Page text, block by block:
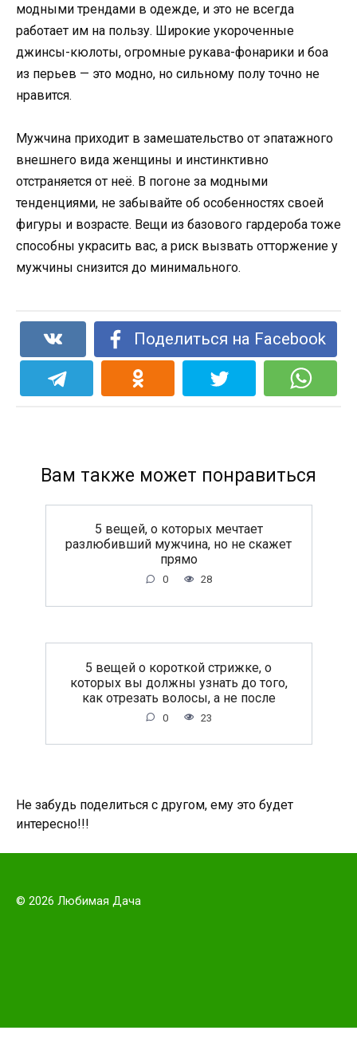
модными трендами в одежде, и это не всегда
работает им на пользу. Широкие укороченные
джинсы-кюлоты, огромные рукава-фонарики и боа
из перьев — это модно, но сильному полу точно не
нравится.
Мужчина приходит в замешательство от эпатажного
внешнего вида женщины и инстинктивно
отстраняется от неё. В погоне за модными
тенденциями, не забывайте об особенностях своей
фигуры и возрасте. Вещи из базового гардероба тоже
способны украсить вас, а риск вызвать отторжение у
мужчины снизится до минимального.
Поделиться на Facebook
Вам также может понравиться
5 вещей, о которых мечтает
разлюбивший мужчина, но не скажет
прямо
0 28
5 вещей о короткой стрижке, о
которых вы должны узнать до того,
как отрезать волосы, а не после
0 23
Не забудь поделиться с другом, ему это будет
интересно!!!
© 2026 Любимая Дача